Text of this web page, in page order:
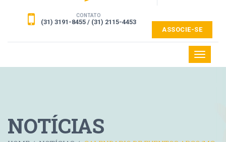
CONTATO
(31) 3191-8455 / (31) 2115-4453
ASSOCIE-SE
Toggle
NOTÍCIAS